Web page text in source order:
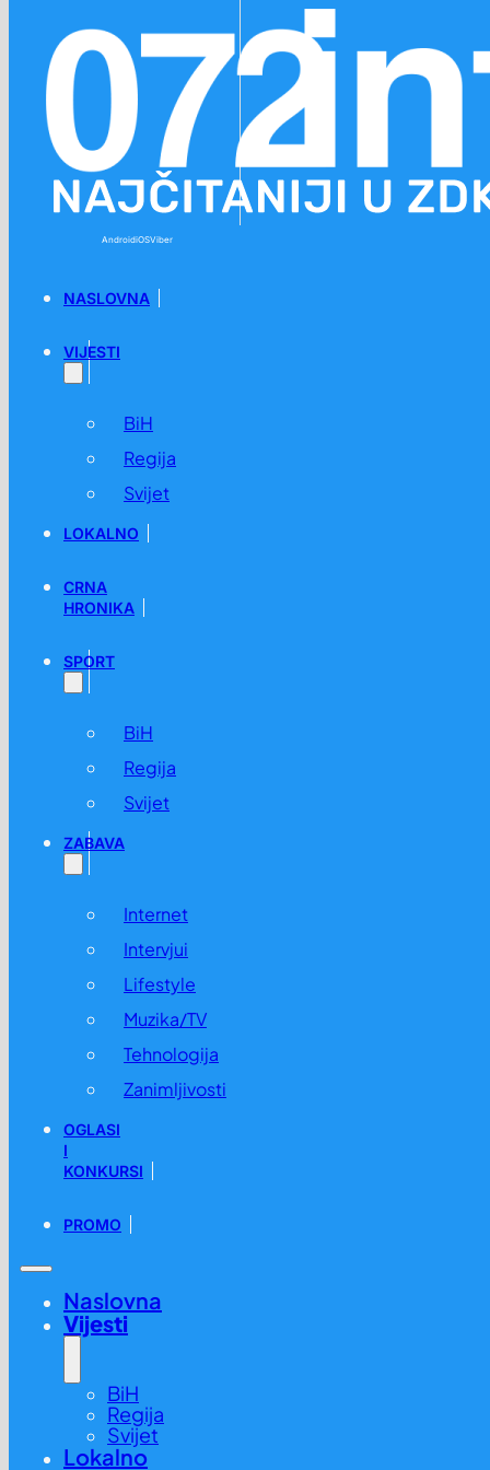
AndroidiOSViber
NASLOVNA
VIJESTI
BiH
Regija
Svijet
LOKALNO
CRNA
HRONIKA
SPORT
BiH
Regija
Svijet
ZABAVA
Internet
Intervjui
Lifestyle
Muzika/TV
Tehnologija
Zanimljivosti
OGLASI
I
KONKURSI
PROMO
Naslovna
Vijesti
BiH
Regija
Svijet
Lokalno